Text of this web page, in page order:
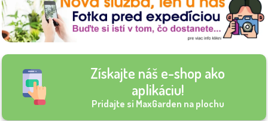
Získajte náš e-shop ako
aplikáciu!
Pridajte si MaxGarden na plochu